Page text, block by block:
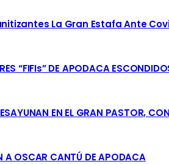
La Gran Estafa Ante
“FIFIs” DE APODACA
EN EL GRAN PASTOR,
A OSCAR CANTÚ DE APODACA